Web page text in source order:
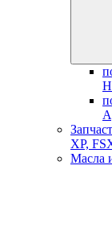
XP,
Масла